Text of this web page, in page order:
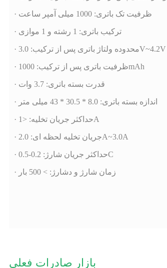
· ظرفیت تک باتری: 1000 میلی آمپر ساعت
· ترکیب باتری: 1 رشته و 1 موازی
· محدوده ولتاژ باتری پس از ترکیب: 3.0V~4.2V
· ظرفیت باتری پس از ترکیب: 1000mAh
· قدرت بسته باتری: 3.7 وات
· اندازه بسته باتری: 8.0 * 30.5 * 43 میلی متر
· حداکثر جریان تخلیه: <1A
· جریان تخلیه لحظه ای: 2.0A~3.0A
· حداکثر جریان شارژ: 0.2-0.5C
· زمان شارژ و دشارژ: > 500 بار
بازار صادرات فعلی